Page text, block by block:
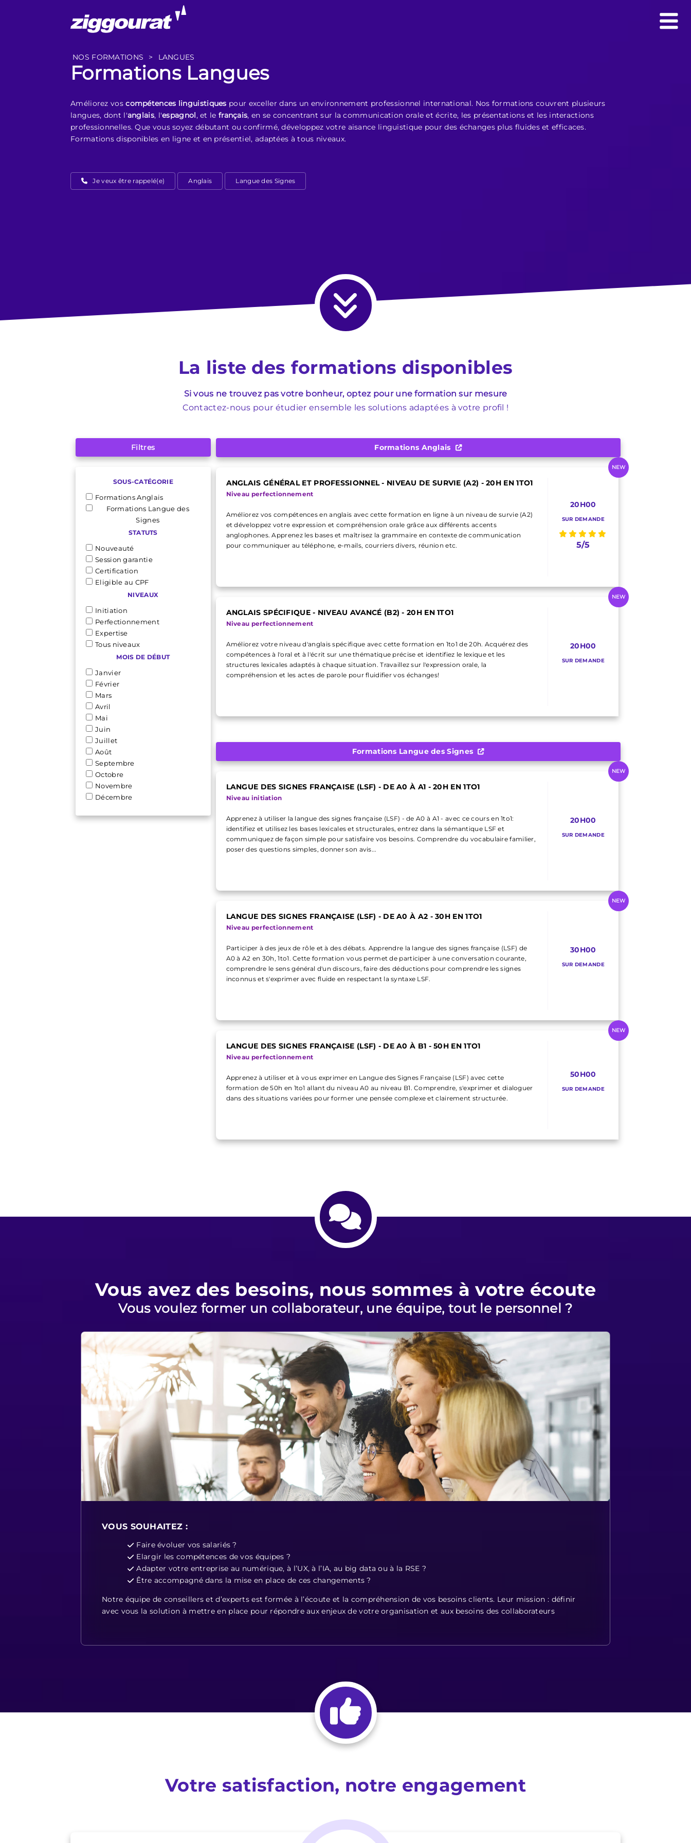
NOS FORMATIONS > LANGUES
Formations Langues
Améliorez voscompétences linguistiques pour exceller dans un environnement professionnel international. Nos formations couvrent plusieurs
langues, dont l'anglais, l'espagnol, et le français, en se concentrant sur la communication orale et écrite, les présentations et les interactions
professionnelles. Que vous soyez débutant ou confirmé, développez votre aisance linguistique pour des échanges plus fluides et efficaces.
Formations disponibles en ligne et en présentiel, adaptées à tous niveaux.
Je veux être rappelé(e) Anglais Langue des Signes
La liste des formations disponibles
Si vous ne trouvez pas votre bonheur, optez pour une formation sur mesure
Contactez-nous pour étudier ensemble les solutions adaptées à votre profil !
Filtres
SOUS-CATÉGORIE
Formations Anglais
Formations Langue des
Signes
STATUTS
Nouveauté
Session garantie
Certification
Eligible au CPF
NIVEAUX
Initiation
Perfectionnement
Expertise
Tous niveaux
MOIS DE DÉBUT
Janvier
Février
Mars
Avril
Mai
Juin
Juillet
Août
Septembre
Octobre
Novembre
Décembre
Formations Anglais
ANGLAIS GÉNÉRAL ET PROFESSIONNEL - NIVEAU DE SURVIE (A2) - 20H EN 1TO1
Niveau perfectionnement
Améliorez vos compétences en anglais avec cette formation en ligne à un niveau de survie (A2)
et développez votre expression et compréhension orale grâce aux différents accents
anglophones. Apprenez les bases et maîtrisez la grammaire en contexte de communication
pour communiquer au téléphone, e-mails, courriers divers, réunion etc.
20H00
SUR DEMANDE
5/5
NEW
ANGLAIS SPÉCIFIQUE - NIVEAU AVANCÉ (B2) - 20H EN 1TO1
Niveau perfectionnement
Améliorez votre niveau d'anglais spécifique avec cette formation en 1to1 de 20h. Acquérez des
compétences à l'oral et à l'écrit sur une thématique précise et identifiez le lexique et les
structures lexicales adaptés à chaque situation. Travaillez sur l'expression orale, la
compréhension et les actes de parole pour fluidifier vos échanges!
20H00
SUR DEMANDE
NEW
Formations Langue des Signes
LANGUE DES SIGNES FRANÇAISE (LSF) - DE A0 À A1 - 20H EN 1TO1
Niveau initiation
Apprenez à utiliser la langue des signes française (LSF) - de A0 à A1 - avec ce cours en 1to1:
identifiez et utilisez les bases lexicales et structurales, entrez dans la sémantique LSF et
communiquez de façon simple pour satisfaire vos besoins. Comprendre du vocabulaire familier,
poser des questions simples, donner son avis...
20H00
SUR DEMANDE
NEW
LANGUE DES SIGNES FRANÇAISE (LSF) - DE A0 À A2 - 30H EN 1TO1
Niveau perfectionnement
Participer à des jeux de rôle et à des débats. Apprendre la langue des signes française (LSF) de
A0 à A2 en 30h, 1to1. Cette formation vous permet de participer à une conversation courante,
comprendre le sens général d'un discours, faire des déductions pour comprendre les signes
inconnus et s'exprimer avec fluide en respectant la syntaxe LSF.
30H00
SUR DEMANDE
NEW
LANGUE DES SIGNES FRANÇAISE (LSF) - DE A0 À B1 - 50H EN 1TO1
Niveau perfectionnement
Apprenez à utiliser et à vous exprimer en Langue des Signes Française (LSF) avec cette
formation de 50h en 1to1 allant du niveau A0 au niveau B1. Comprendre, s'exprimer et dialoguer
dans des situations variées pour former une pensée complexe et clairement structurée.
50H00
SUR DEMANDE
NEW
Vous avez des besoins, nous sommes à votre écoute
Vous voulez former un collaborateur, une équipe, tout le personnel ?
VOUS SOUHAITEZ :
Faire évoluer vos salariés ?
Elargir les compétences de vos équipes ?
Adapter votre entreprise au numérique, à l’UX, à l’IA, au big data ou à la RSE ?
Être accompagné dans la mise en place de ces changements ?
Notre équipe de conseillers et d’experts est formée à l’écoute et la compréhension de vos besoins clients. Leur mission : définir
avec vous la solution à mettre en place pour répondre aux enjeux de votre organisation et aux besoins des collaborateurs
Votre satisfaction, notre engagement